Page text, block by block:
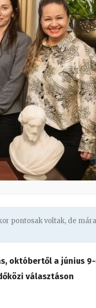
pontosak voltak, de mára
októbertől a június
választáson